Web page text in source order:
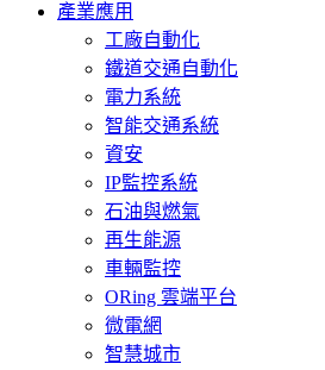
產業應用
工廠自動化
鐵道交通自動化
電力系統
智能交通系統
資安
IP監控系統
石油與燃氣
再生能源
車輛監控
ORing 雲端平台
微電網
智慧城市